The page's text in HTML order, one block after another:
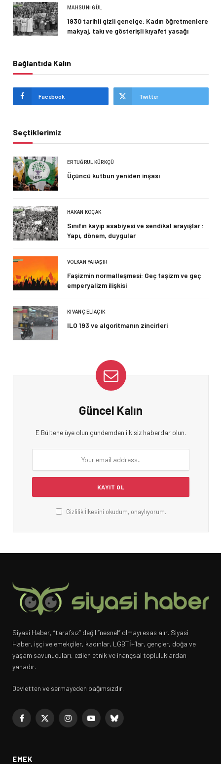
MAHSUNI GÜL
1930 tarihli gizli genelge: Kadın öğretmenlere
makyaj, takı ve gösterişli kıyafet yasağı
Bağlantıda Kalın
Facebook Twitter
Seçtiklerimiz
ERTUĞRUL KÜRKÇÜ
Üçüncü kutbun yeniden inşası
HAKAN KOÇAK
Sınıfın kayıp asabiyesi ve sendikal arayışlar :
Yapı, dönem, duygular
VOLKAN YARAŞIR
Faşizmin normalleşmesi: Geç faşizm ve geç
emperyalizm ilişkisi
KIVANÇ ELIAÇIK
ILO 193 ve algoritmanın zincirleri
Güncel Kalın
E Bültene üye olun gündemden ilk siz haberdar olun.
Gizlilik İlkesini okudum, onaylıyorum.
Siyasi Haber, “tarafsız” değil “nesnel” olmayı esas alır. Siyasi
Haber, işçi ve emekçiler, kadınlar, LGBTİ+’lar, gençler, doğa ve
yaşam savunucuları, ezilen etnik ve inançsal topluluklardan
yanadır.
Devletten ve sermayeden bağımsızdır.
Facebook
X
InstagramYouTubeBluesky
EMEK